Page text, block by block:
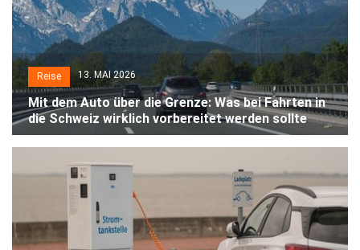
Reise 13. MAI 2026
Mit dem Auto über die Grenze: Was bei Fahrten in
die Schweiz wirklich vorbereitet werden sollte